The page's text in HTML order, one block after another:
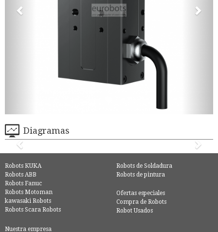
Diagramas
Robots KUKA
Robots ABB
Robots Fanuc
Robots Motoman
kawasaki Robots
Robots Scara Robots
Robots de Soldadura
Robots de pintura
Ofertas especiales
Compra de Robots
Robot Usados
Nuestra empresa